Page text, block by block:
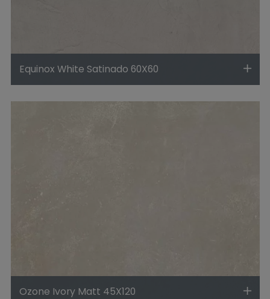
Equinox White Satinado 60X60
Ozone Ivory Matt 45X120